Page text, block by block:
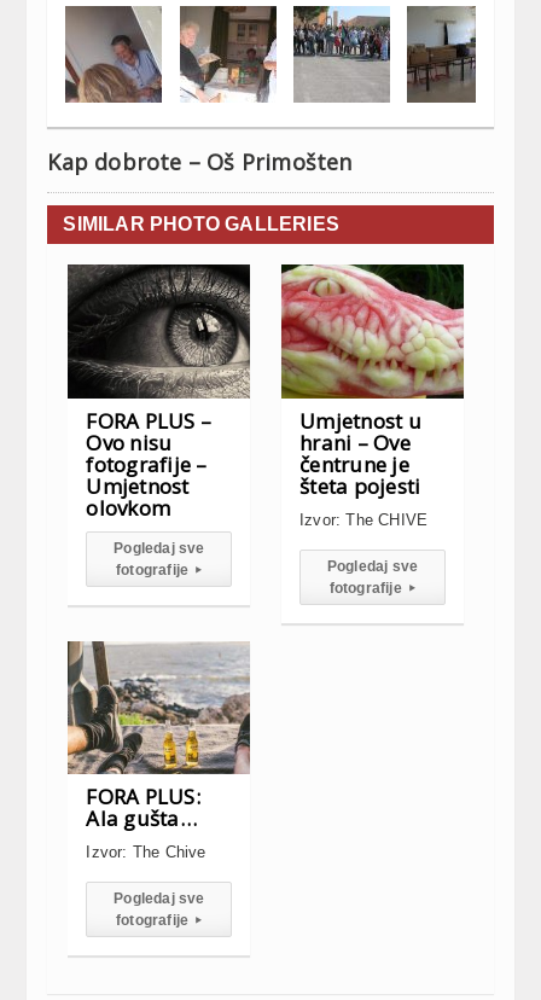
Kap dobrote – Oš Primošten
SIMILAR PHOTO GALLERIES
FORA PLUS –
Ovo nisu
fotografije –
Umjetnost
olovkom
Pogledaj sve
fotografije▸
Umjetnost u
hrani – Ove
čentrune je
šteta pojesti
Izvor: The CHIVE
Pogledaj sve
fotografije▸
FORA PLUS:
Ala gušta…
Izvor: The Chive
Pogledaj sve
fotografije▸